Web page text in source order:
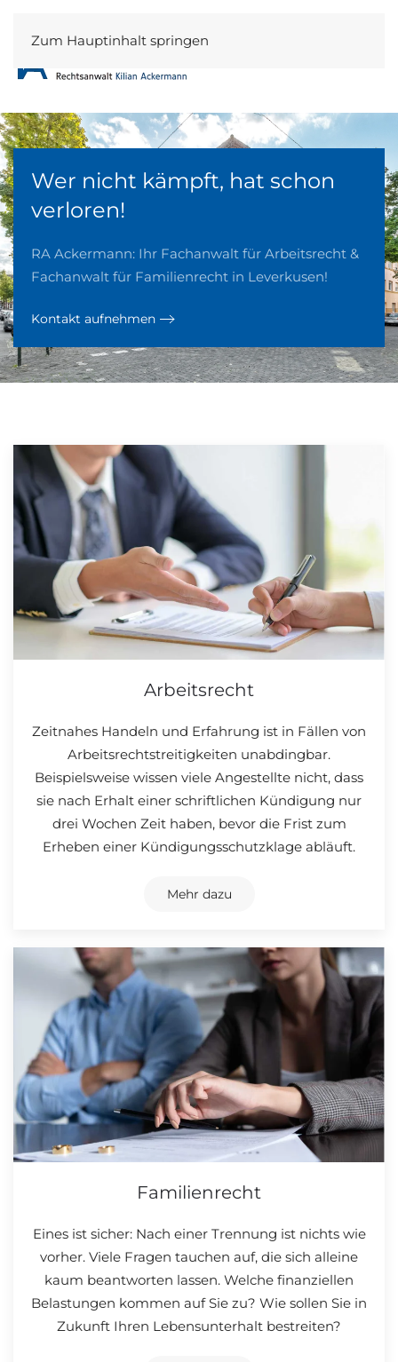
Zum Hauptinhalt springen
Wer nicht kämpft, hat schon
verloren!
RA Ackermann: Ihr Fachanwalt für Arbeitsrecht &
Fachanwalt für Familienrecht in Leverkusen!
Kontakt aufnehmen
Arbeitsrecht
Zeitnahes Handeln und Erfahrung ist in Fällen von
Arbeitsrechtstreitigkeiten unabdingbar.
Beispielsweise wissen viele Angestellte nicht, dass
sie nach Erhalt einer schriftlichen Kündigung nur
drei Wochen Zeit haben, bevor die Frist zum
Erheben einer Kündigungsschutzklage abläuft.
Mehr dazu
Familienrecht
Eines ist sicher: Nach einer Trennung ist nichts wie
vorher. Viele Fragen tauchen auf, die sich alleine
kaum beantworten lassen. Welche finanziellen
Belastungen kommen auf Sie zu? Wie sollen Sie in
Zukunft Ihren Lebensunterhalt bestreiten?